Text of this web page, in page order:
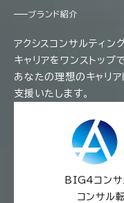
ブランド紹介
アクシスコンサルティン
キャリアをワンストップ
あなたの理想のキャリ
支援いたします。
BIG4コンサ
コンサル